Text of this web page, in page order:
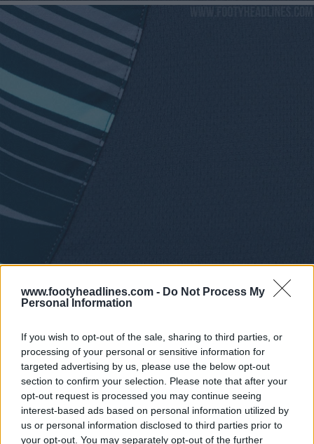
www.footyheadlines.com - Do Not Process My
Personal Information
If you wish to opt-out of the sale, sharing to third parties, or
processing of your personal or sensitive information for
targeted advertising by us, please use the below opt-out
section to confirm your selection. Please note that after your
opt-out request is processed you may continue seeing
interest-based ads based on personal information utilized by
us or personal information disclosed to third parties prior to
your opt-out. You may separately opt-out of the further